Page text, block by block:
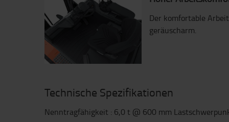
Der komfortable
geräuscharm.
Technische Spezifikationen
Nenntragfähigkeit : 6,0 t @ 600 mm